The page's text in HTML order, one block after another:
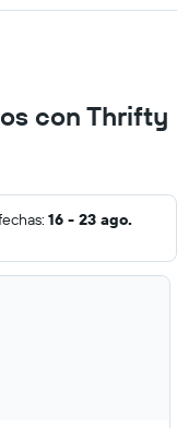
con Thrifty
16 - 23 ago.